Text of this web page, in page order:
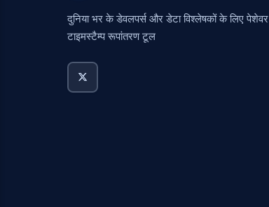
दुनिया भर के डेवलपर्स और डेटा विश्लेषकों के लिए पेशेवर
टाइमस्टैम्प रूपांतरण टूल